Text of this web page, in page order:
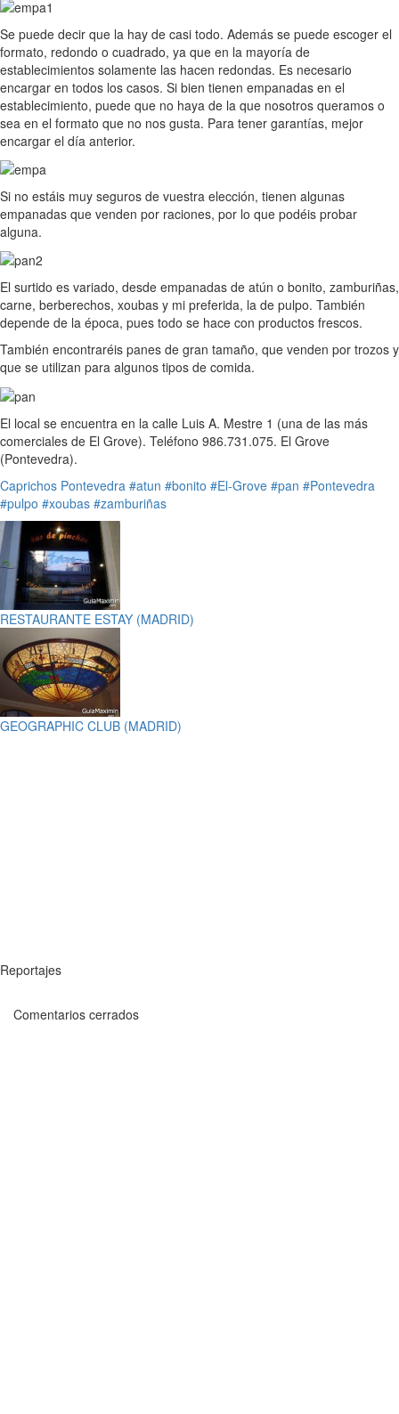
Se puede decir que la hay de casi todo. Además se puede escoger el
formato, redondo o cuadrado, ya que en la mayoría de
establecimientos solamente las hacen redondas. Es necesario
encargar en todos los casos. Si bien tienen empanadas en el
establecimiento, puede que no haya de la que nosotros queramos o
sea en el formato que no nos gusta. Para tener garantías, mejor
encargar el día anterior.
Si no estáis muy seguros de vuestra elección, tienen algunas
empanadas que venden por raciones, por lo que podéis probar
alguna.
El surtido es variado, desde empanadas de atún o bonito, zamburiñas,
carne, berberechos, xoubas y mi preferida, la de pulpo. También
depende de la época, pues todo se hace con productos frescos.
También encontraréis panes de gran tamaño, que venden por trozos y
que se utilizan para algunos tipos de comida.
El local se encuentra en la calle Luis A. Mestre 1 (una de las más
comerciales de El Grove). Teléfono 986.731.075. El Grove
(Pontevedra).
Caprichos Pontevedra #atun #bonito #El-Grove #pan #Pontevedra
#pulpo #xoubas #zamburiñas
RESTAURANTE ESTAY (MADRID)
GEOGRAPHIC CLUB (MADRID)
Reportajes
Comentarios cerrados